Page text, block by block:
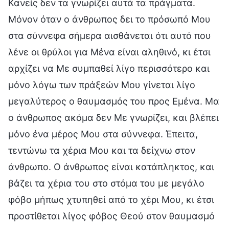
Κανείς δεν τα γνωρίζει αυτά τα πράγματα.
Μόνον όταν ο άνθρωπος δει το πρόσωπό Μου
στα σύννεφα σήμερα αισθάνεται ότι αυτό που
λένε οι θρύλοι για Μένα είναι αληθινό, κι έτσι
αρχίζει να Με συμπαθεί λίγο περισσότερο και
μόνο λόγω των πράξεών Μου γίνεται λίγο
μεγαλύτερος ο θαυμασμός του προς Εμένα. Μα
ο άνθρωπος ακόμα δεν Με γνωρίζει, και βλέπει
μόνο ένα μέρος Μου στα σύννεφα. Έπειτα,
τεντώνω τα χέρια Μου και τα δείχνω στον
άνθρωπο. Ο άνθρωπος είναι κατάπληκτος, και
βάζει τα χέρια του στο στόμα του με μεγάλο
φόβο μήπως χτυπηθεί από το χέρι Μου, κι έτσι
προστίθεται λίγος φόβος Θεού στον θαυμασμό